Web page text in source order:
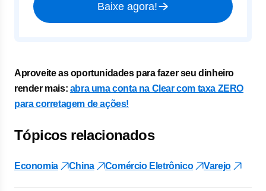
Baixe agora!
Aproveite as oportunidades para fazer seu dinheiro
render mais: abra uma conta na Clear com taxa ZERO
para corretagem de ações!
Tópicos relacionados
Economia China Comércio Eletrônico Varejo